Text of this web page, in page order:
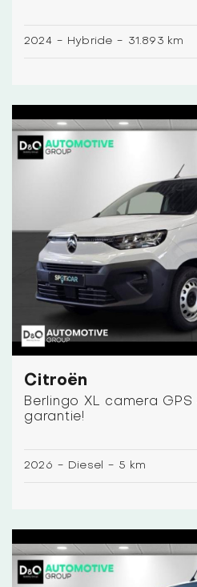
2024 - Hybride - 31.893 km
Citroën
Berlingo XL camera
garantie!
2026 - Diesel - 5 km